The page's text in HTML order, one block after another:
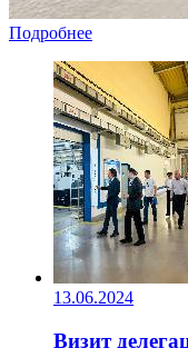
Подробнее
13.06.2024
Визит